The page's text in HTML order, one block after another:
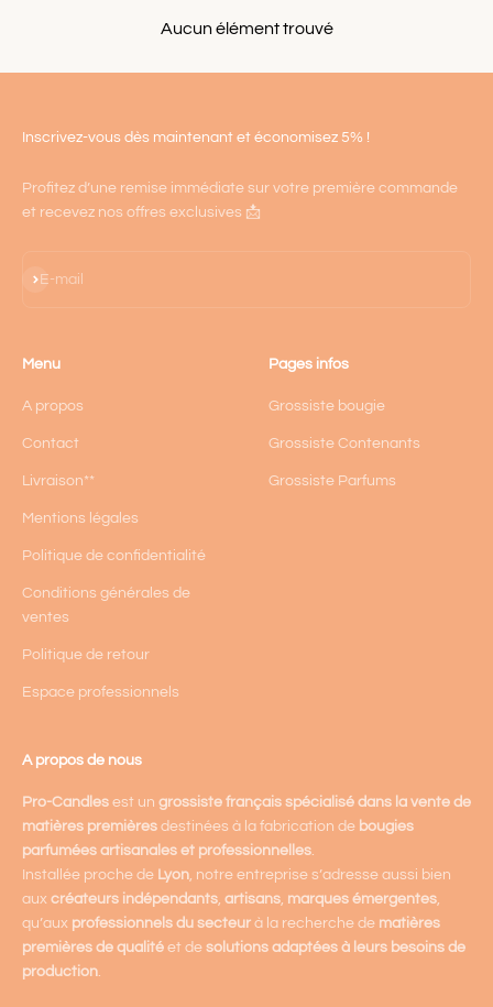
Aucun élément trouvé
Inscrivez-vous dès maintenant et économisez 5% !
Profitez d’une remise immédiate sur votre première commande
et recevez nos offres exclusives 📩
E-mail
S'inscrire
Menu
A propos
Contact
Livraison**
Mentions légales
Politique de confidentialité
Conditions générales de
ventes
Politique de retour
Espace professionnels
Pages infos
Grossiste bougie
Grossiste Contenants
Grossiste Parfums
A propos de nous
Pro-Candles est un grossiste français spécialisé dans la vente de
matières premières destinées à la fabrication de bougies
parfumées artisanales et professionnelles.
Installée proche de Lyon, notre entreprise s’adresse aussi bien
aux créateurs indépendants, artisans, marques émergentes,
qu’aux professionnels du secteur à la recherche de matières
premières de qualité et de solutions adaptées à leurs besoins de
production.